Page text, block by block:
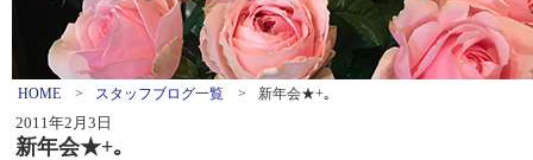
HOME > スタッフブログ一覧 > 新年会★+｡
2011年2月3日
新年会★+｡